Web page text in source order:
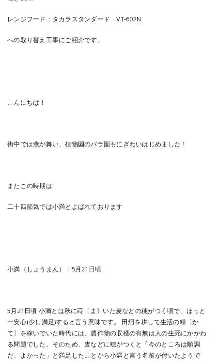
レンジフード：タカラスタンダード VT-602N
への取り替え工事にご紹介です。
こんにちは！
街中では燕が舞い、植物園のバラ園もにぎわいはじめました！
またこの時期は
二十四節気では小満とよばれております
小満（しょうまん）：5月21日頃
5月21日頃 小満とは秋に蒔〔ま〕いた麦などの穂がつく頃で、ほっと
一安心(少し満足)すると言う意味です。 田畑を耕して生活の糧〔か
て〕を稼いでいた時代には、農作物の収穫の有無は人の生死にかかわ
る問題でした。そのため、麦などに穂がつくと「今のところは順調
だ、よかった」と満足したことから小満と言う名前が付いたようで